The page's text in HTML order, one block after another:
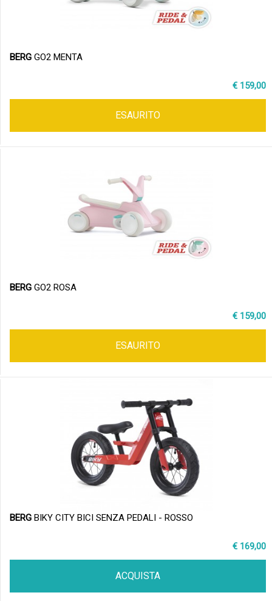
BERG GO2 MENTA
€ 159,00
ESAURITO
BERG GO2 ROSA
€ 159,00
ESAURITO
BERG BIKY CITY BICI SENZA PEDALI - ROSSO
€ 169,00
ACQUISTA